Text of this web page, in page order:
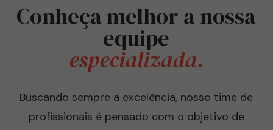
Conheça melhor a nossa
equipe
especializada.
Buscando sempre a excelência, nosso time de
profissionais é pensado com o objetivo de